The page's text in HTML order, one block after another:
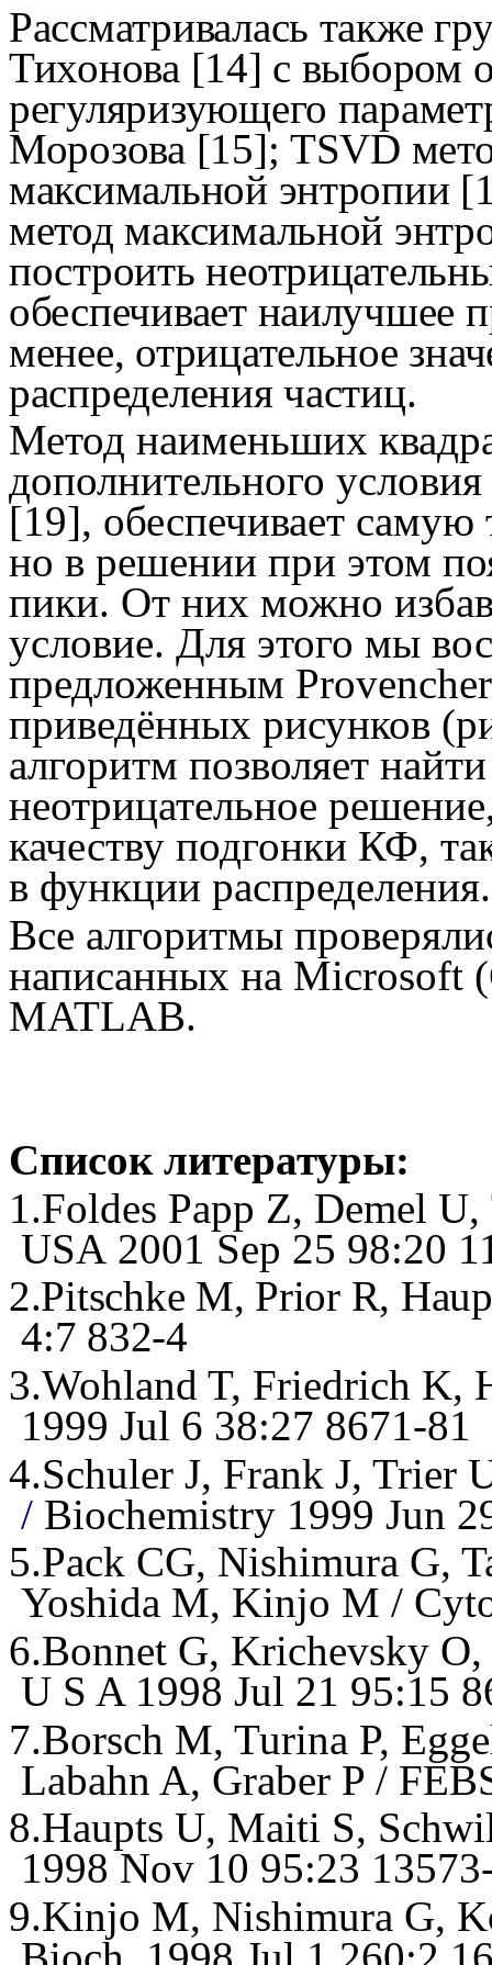
Рассматривалась также
Тихонова [14] с выбором
регуляризующего
Морозова [15]; TSVD
максимальной энтропии
метод максимальной
построить
обеспечивает наилучшее
менее, отрицательное
распределения частиц.
Метод наименьших
дополнительного
[19], обеспечивает
но в решении при этом
пики. От них можно
условие. Для этого мы
предложенным Provencher
приведённых рисунков
алгоритм позволяет
неотрицательное
качеству подгонки КФ,
в функции распределения.
Все алгоритмы
написанных на Microsoft (
MATLAB.
Список литературы:
1.Foldes Papp Z, Demel U,
USA 2001 Sep 25 98:20
2.Pitschke M, Prior R,
4:7 832-4
3.Wohland T, Friedrich K,
1999 Jul 6 38:27 8671-81
4.Schuler J, Frank J, Trier
/ Biochemistry 1999 Jun
5.Pack CG, Nishimura G,
Yoshida M, Kinjo M /
6.Bonnet G, Krichevsky
U S A 1998 Jul 21 95:15
7.Borsch M, Turina P,
Labahn A, Graber P /
8.Haupts U, Maiti S,
1998 Nov 10 95:23
9.Kinjo M, Nishimura G,